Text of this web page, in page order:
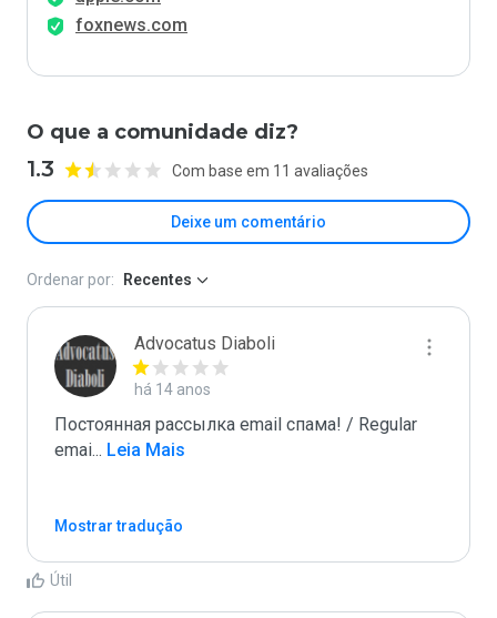
foxnews.com
O que a comunidade diz?
1.3 Com base em 11 avaliações
Deixe um comentário
Ordenar por: Recentes
Advocatus Diaboli
há 14 anos
Постоянная рассылка email спама! / Regular
emai... Leia Mais
Mostrar tradução
Útil